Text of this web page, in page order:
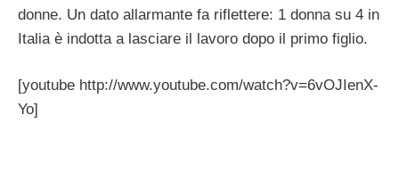
donne. Un dato allarmante fa riflettere: 1 donna su 4 in
Italia è indotta a lasciare il lavoro dopo il primo figlio.
[youtube http://www.youtube.com/watch?v=6vOJIenX-
Yo]